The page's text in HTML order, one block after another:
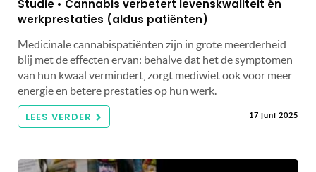
Studie • Cannabis verbetert levenskwaliteit én
werkprestaties (aldus patiënten)
Medicinale cannabispatiënten zijn in grote meerderheid
blij met de effecten ervan: behalve dat het de symptomen
van hun kwaal vermindert, zorgt mediwiet ook voor meer
energie en betere prestaties op hun werk.
LEES VERDER 17 juni 2025